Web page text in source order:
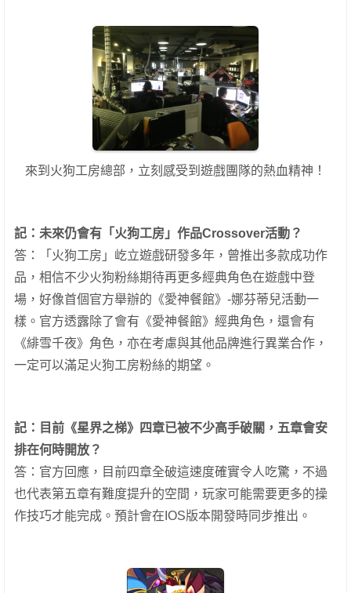
來到火狗工房總部，立刻感受到遊戲團隊的熱血精神！
記： 未來仍會有「火狗工房」作品Crossover活動？
答：「火狗工房」屹立遊戲研發多年，曾推出多款成功作
品，相信不少火狗粉絲期待再更多經典角色在遊戲中登
場，好像首個官方舉辦的《愛神餐館》-娜芬蒂兒活動一
樣。官方透露除了會有《愛神餐館》經典角色，還會有
《緋雪千夜》角色，亦在考慮與其他品牌進行異業合作，
一定可以滿足火狗工房粉絲的期望。
記： 目前《星界之梯》四章已被不少高手破關，五章會安
排在何時開放？
答：官方回應，目前四章全破這速度確實令人吃驚，不過
也代表第五章有難度提升的空間，玩家可能需要更多的操
作技巧才能完成。預計會在IOS版本開發時同步推出。